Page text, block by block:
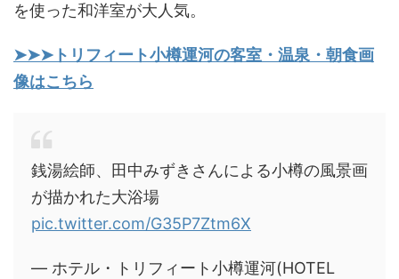
を使った和洋室が大人気。
➤➤➤トリフィート小樽運河の客室・温泉・朝食画
像はこちら
銭湯絵師、田中みずきさんによる小樽の風景画
が描かれた大浴場
pic.twitter.com/G35P7Ztm6X
— ホテル・トリフィート小樽運河(HOTEL